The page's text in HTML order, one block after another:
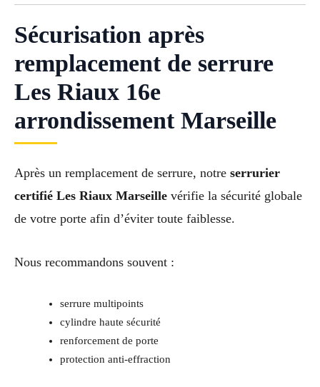
Sécurisation après
remplacement de serrure
Les Riaux 16e
arrondissement Marseille
Après un remplacement de serrure, notre serrurier
certifié Les Riaux Marseille vérifie la sécurité globale
de votre porte afin d’éviter toute faiblesse.
Nous recommandons souvent :
serrure multipoints
cylindre haute sécurité
renforcement de porte
protection anti-effraction